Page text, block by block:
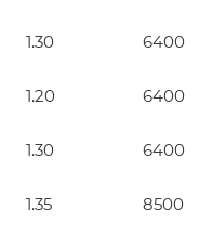
1.30 6400
1.20 6400
1.30 6400
1.35 8500